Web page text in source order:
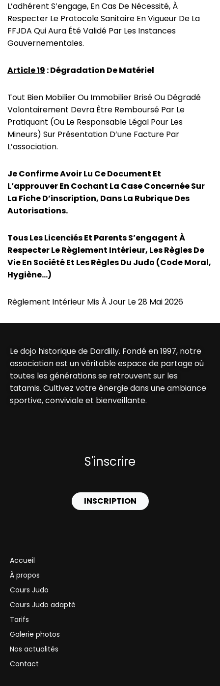
L’adhérent S’engage, En Cas De Nécessité, À
Respecter Le Protocole Sanitaire En Vigueur De La
FFJDA Qui Aura Été Validé Par Les Instances
Gouvernementales.
Article 19 : Dégradation De Matériel
Tout Bien Mobilier Ou Immobilier Brisé Ou Dégradé
Volontairement Devra Être Remboursé Par Le
Pratiquant (ou Le Responsable Légal Pour Les
Mineurs) Sur Présentation D’une Facture Par
L’association.
Je Confirme Avoir Lu Ce Document Et
L’approuver En Cochant La Case Concernée Sur
La Fiche D’inscription, Dans La Rubrique Des
Autorisations.
Tous Les Licenciés Et Parents S’engagent À
Respecter Le Règlement Intérieur, Les Règles De
Vie En Société Et Les Règles Du Judo (code Moral,
Hygiène…)
Règlement Intérieur Mis À Jour Le 28 Mai 2026
Le dojo historique de Dardilly. Fondé en 1997, notre
association est un véritable espace de partage où
toutes les générations se retrouvent sur les
tatamis. Cultivez votre énergie dans une ambiance
sportive, conviviale et bienveillante.
S'inscrire
INSCRIPTION
Accueil
À propos
Cours Judo
Cours Judo adapté
Tarifs
Galerie photos
Nos actualités
Contact